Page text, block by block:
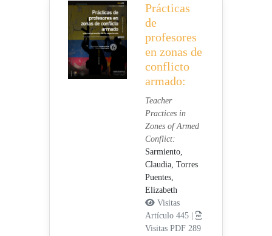
Prácticas
de
profesores
en zonas de
conflicto
armado:
Teacher
Practices in
Zones of Armed
Conflict:
Sarmiento,
Claudia, Torres
Puentes,
Elizabeth
Visitas
Artículo 445 |
Visitas PDF 289